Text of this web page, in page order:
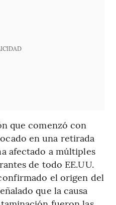
que comenzó con
en una retirada
afectado a múltiples
de todo EE.UU.
el origen del
que la causa